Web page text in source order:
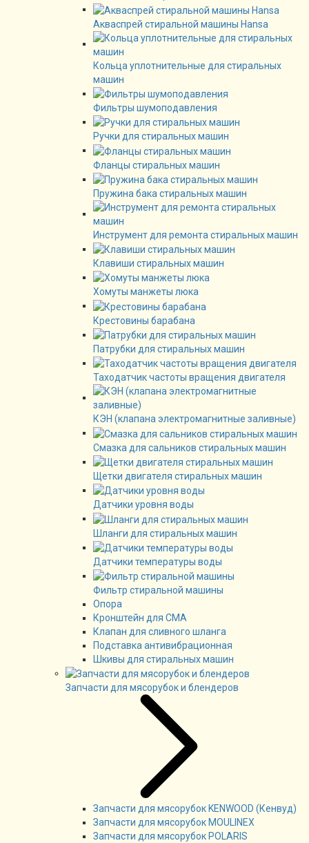
Акваспрей стиральной машины Hansa
Кольца уплотнительные для стиральных
машин
Фильтры шумоподавления
Ручки для стиральных машин
Фланцы стиральных машин
Пружина бака стиральных машин
Инструмент для ремонта стиральных машин
Клавиши стиральных машин
Хомуты манжеты люка
Крестовины барабана
Патрубки для стиральных машин
Таходатчик частоты вращения двигателя
КЭН (клапана электромагнитные заливные)
Смазка для сальников стиральных машин
Щетки двигателя стиральных машин
Датчики уровня воды
Шланги для стиральных машин
Датчики температуры воды
Фильтр стиральной машины
Опора
Кронштейн для СМА
Клапан для сливного шланга
Подставка антивибрационная
Шкивы для стиральных машин
Запчасти для мясорубок и блендеров
Запчасти для мясорубок KENWOOD (Кенвуд)
Запчасти для мясорубок MOULINEX
Запчасти для мясорубок POLARIS